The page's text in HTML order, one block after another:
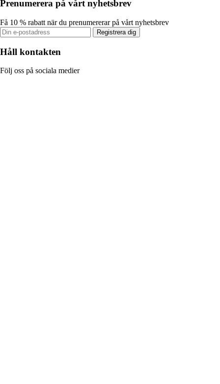
Prenumerera på vårt nyhetsbrev
Få 10 % rabatt när du prenumererar på vårt nyhetsbrev
Registrera dig
Håll kontakten
Följ oss på sociala medier